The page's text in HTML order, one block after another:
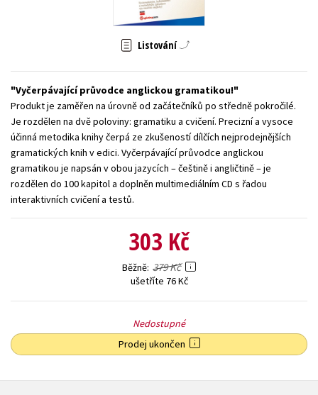
Zahraniční literatura
Všechny tituly
Listování
Vyčerpávající průvodce anglickou gramatikou!
Produkt je zaměřen na úrovně od začátečníků po středně pokročilé.
Je rozdělen na dvě poloviny: gramatiku a cvičení. Precizní a vysoce
účinná metodika knihy čerpá ze zkušeností dílčích nejprodejnějších
gramatických knih v edici. Vyčerpávající průvodce anglickou
gramatikou je napsán v obou jazycích – češtině i angličtině – je
rozdělen do 100 kapitol a doplněn multimediálním CD s řadou
interaktivních cvičení a testů.
303 Kč
Běžně 379 Kč
ušetříte 76 Kč
Nedostupné
Prodej ukončen